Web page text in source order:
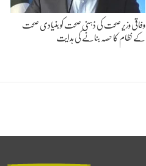
وفاقی وزیر صحت کی ذہنی صحت کو بنیادی صحت
کے نظام کا حصہ بنانے کی ہدایت